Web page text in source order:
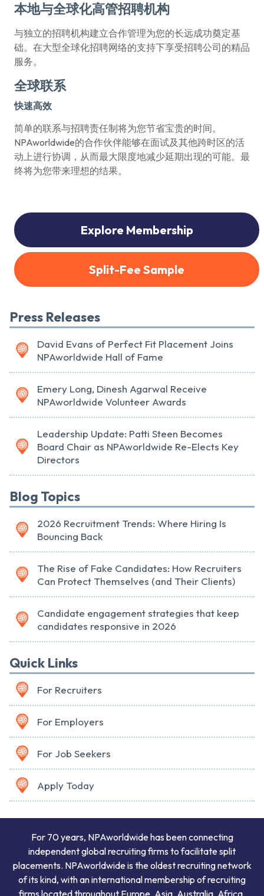
本地与全球化高管招聘机构
与独立的招聘机构建立合作管理为您的长远成功奠定基
础。在大型全球化招聘网络的支持下享受招聘公司的精品
服务。
全球联系
快速高效
简单的联系与招聘责任制将为您节省宝贵的时间。
NPAworldwide的合作伙伴能够在面试及其他跨时区的活
动上进行协调，从而最大限度地减少延期出现的可能。最
终将为您带来理想的结果。
Explore Membership
Split-Fee Sample
Press Releases
David Evans of Perfect Fit Placement Joins
NPAworldwide Hall of Fame
Emery Long, Dinesh Agarwal Receive
NPAworldwide Volunteer Awards
Leadership Update: Patti Steen Becomes
Board Chair as NPAworldwide Re-Elects Key
Directors
Blog Topics
2026 Recruitment Trends: Where Hiring Is
Bouncing Back
The Rise of Fake Candidates: How Recruiters
Can Protect Themselves (and Their Clients)
Candidate engagement strategies that keep
candidates responsive in 2026
Quick Links
For Recruiters
For Employers
For Job Seekers
Apply Today
For 70 years, NPAworldwide has been connecting
independent global recruiting firms to facilitate split
placements. NPAworldwide is the oldest recruiting network
of its kind, with an international membership of recruiting
firms located throughout Europe, Asia, Australia, Africa,